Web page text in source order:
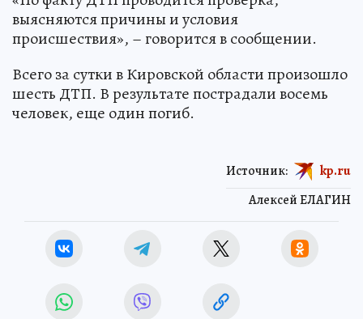
выясняются причины и условия
происшествия», – говорится в сообщении.
Всего за сутки в Кировской области произошло
шесть ДТП. В результате пострадали восемь
человек, еще один погиб.
Алексей ЕЛАГИН
Источник: kp.ru